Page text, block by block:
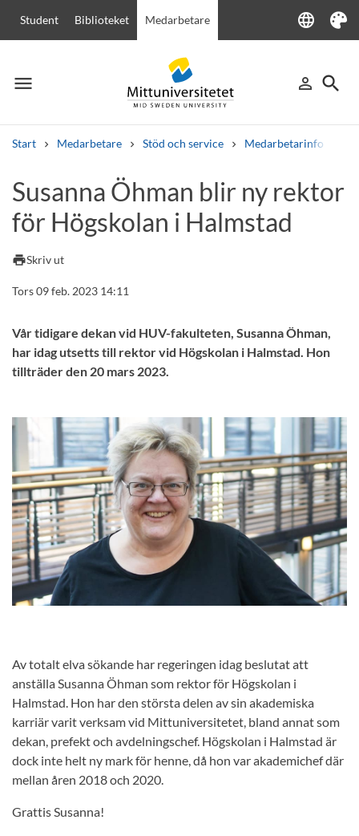
Student Biblioteket Medarbetare language
Language
Tema
menu
Meny person_outline
Logga in
search
Sök
Start Medarbetare Stöd och service Medarbetarinfo
Andra söktjänster
Kurser och program Kursplaner VälkomstbrevPersonal
Lediga jobb
Susanna Öhman blir ny rektor
för Högskolan i Halmstad
printSkriv ut
Tors 09 feb. 2023 14:11
Vår tidigare dekan vid HUV-fakulteten, Susanna Öhman,
har idag utsetts till rektor vid Högskolan i Halmstad. Hon
tillträder den 20 mars 2023.
Av totalt elva sökande har regeringen idag beslutat att
anställa Susanna Öhman som rektor för Högskolan i
Halmstad. Hon har den största delen av sin akademiska
karriär varit verksam vid Mittuniversitetet, bland annat som
dekan, prefekt och avdelningschef. Högskolan i Halmstad är
dock inte helt ny mark för henne, då hon var akademichef där
mellan åren 2018 och 2020.
Grattis Susanna!